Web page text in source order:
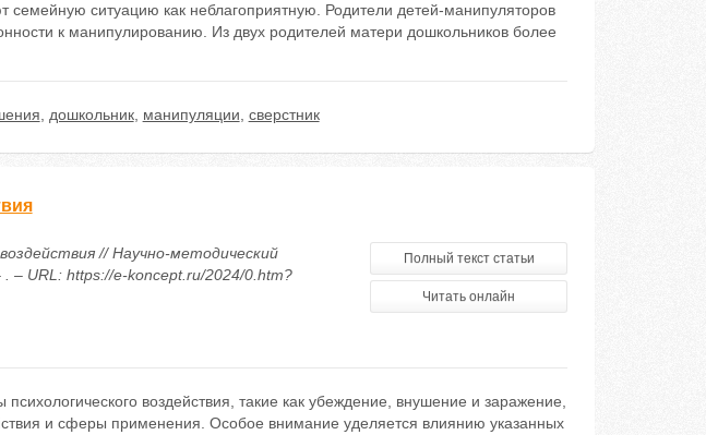
ситуацию как неблагоприятную. Родители детей-манипуляторов
к манипулированию. Из двух родителей матери дошкольников более
дошкольник, манипуляции сверстник
// Научно-методический
URL: https://e-koncept.ru/2024/0.htm?
Полный текст статьи
Читать онлайн
воздействия, такие как убеждение, внушение и заражение,
и сферы применения. Особое внимание уделяется влиянию указанных